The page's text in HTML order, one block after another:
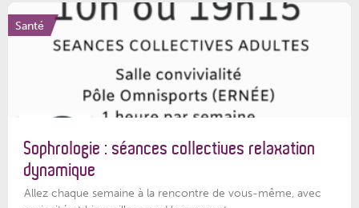
Santé
Sophrologie : séances collectives relaxation
dynamique
Allez chaque semaine à la rencontre de vous-même, avec